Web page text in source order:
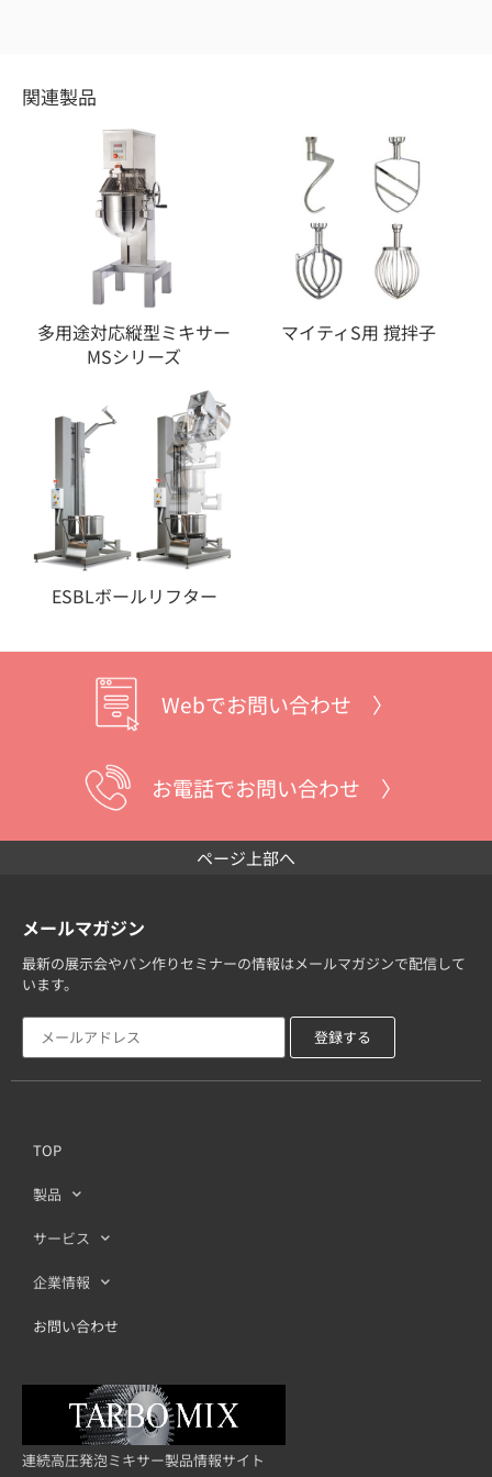
関連製品
多用途対応縦型ミキサー
MSシリーズ
マイティS用 撹拌子
ESBLボールリフター
Webでお問い合わせ 〉
お電話でお問い合わせ 〉
ページ上部へ
メールマガジン
最新の展示会やパン作りセミナーの情報はメールマガジンで配信して
います。
TOP
製品
サービス
企業情報
お問い合わせ
連続高圧発泡ミキサー製品情報サイト